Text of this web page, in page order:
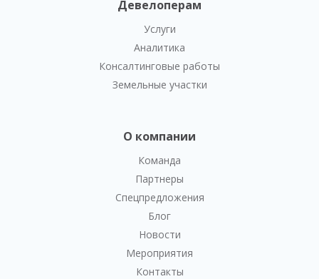
Девелоперам
Услуги
Аналитика
Консалтинговые работы
Земельные участки
О компании
Команда
Партнеры
Спецпредложения
Блог
Новости
Мероприятия
Контакты